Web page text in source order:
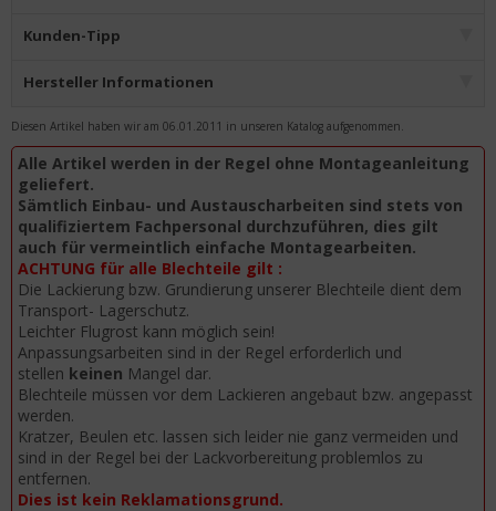
Kunden-Tipp
Hersteller Informationen
Diesen Artikel haben wir am 06.01.2011 in unseren Katalog aufgenommen.
Alle Artikel werden in der Regel ohne Montageanleitung
geliefert.
Sämtlich Einbau- und Austauscharbeiten sind stets von
qualifiziertem Fachpersonal durchzuführen, dies gilt
auch für vermeintlich einfache Montagearbeiten.
ACHTUNG für alle Blechteile gilt :
Die Lackierung bzw. Grundierung unserer Blechteile dient dem
Transport- Lagerschutz.
Leichter Flugrost kann möglich sein!
Anpassungsarbeiten sind in der Regel erforderlich und
stellen keinen Mangel dar.
Blechteile müssen vor dem Lackieren angebaut bzw. angepasst
werden.
Kratzer, Beulen etc. lassen sich leider nie ganz vermeiden und
sind in der Regel bei der Lackvorbereitung problemlos zu
entfernen.
Dies ist kein Reklamationsgrund.